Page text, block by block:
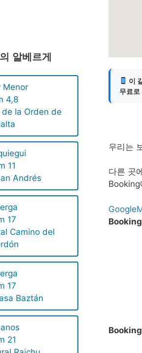
알베르게
Menor
4,8
de la Orden de
11
Andrés
17
Camino del
17
Baztán
21
이
무료로
우리는
다른 곳
Booking
Booking
Booking